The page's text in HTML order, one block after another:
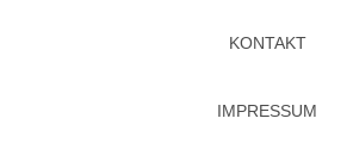
KONTAKT
IMPRESSUM